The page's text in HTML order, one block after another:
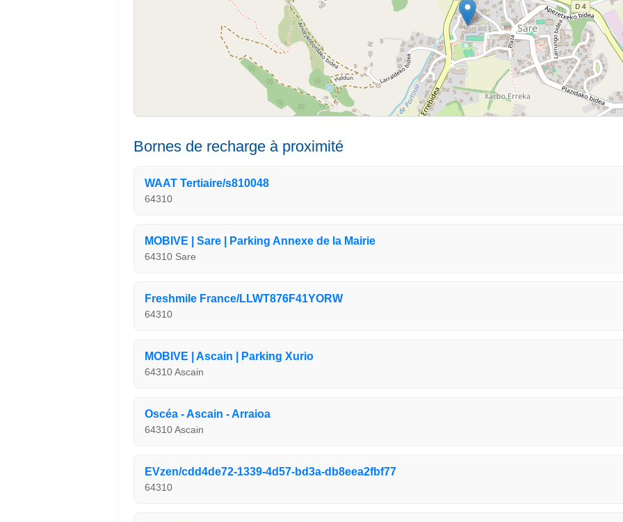
Bornes de recharge à proximité
WAAT Tertiaire/s810048
64310
MOBIVE | Sare | Parking Annexe de la Mairie
64310 Sare
Freshmile France/LLWT876F41YORW
64310
MOBIVE | Ascain | Parking Xurio
64310 Ascain
Oscéa - Ascain - Arraioa
64310 Ascain
EVzen/cdd4de72-1339-4d57-bd3a-db8eea2fbf77
64310